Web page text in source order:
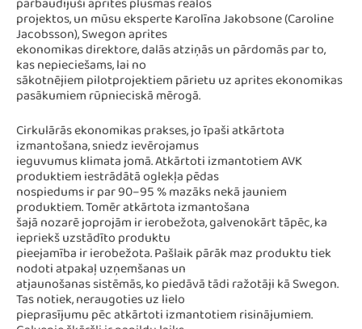
pārbaudījuši aprites plūsmas reālos
projektos, un mūsu eksperte Karolīna Jakobsone (Caroline
Jacobsson), Swegon aprites
ekonomikas direktore, dalās atziņās un pārdomās par to,
kas nepieciešams, lai no
sākotnējiem pilotprojektiem pārietu uz aprites ekonomikas
pasākumiem rūpnieciskā mērogā.
Cirkulārās ekonomikas prakses, jo īpaši atkārtota
izmantošana, sniedz ievērojamus
ieguvumus klimata jomā. Atkārtoti izmantotiem AVK
produktiem iestrādātā oglekļa pēdas
nospiedums ir par 90–95 % mazāks nekā jauniem
produktiem. Tomēr atkārtota izmantošana
šajā nozarē joprojām ir ierobežota, galvenokārt tāpēc, ka
iepriekš uzstādīto produktu
pieejamība ir ierobežota. Pašlaik pārāk maz produktu tiek
nodoti atpakaļ uzņemšanas un
atjaunošanas sistēmās, ko piedāvā tādi ražotāji kā Swegon.
Tas notiek, neraugoties uz lielo
pieprasījumu pēc atkārtoti izmantotiem risinājumiem.